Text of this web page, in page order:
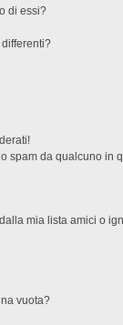
di essi?
spam da qualcuno in
mia lista amici o
vuota?